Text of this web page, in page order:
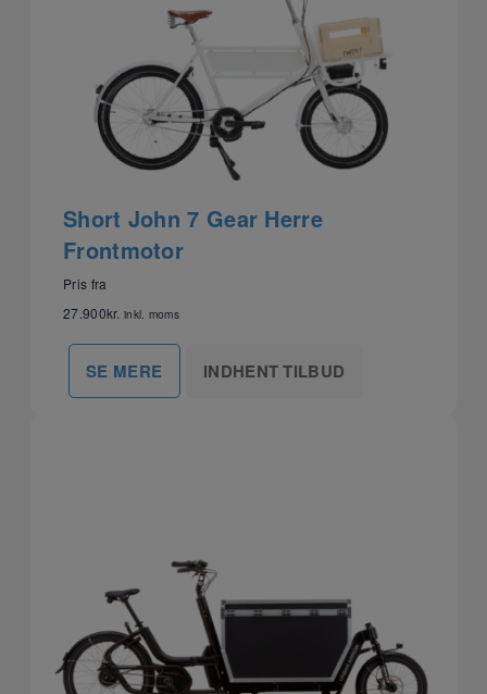
Short John 7 Gear Herre
Frontmotor
Pris fra
27.900kr. inkl. moms
SE MERE INDHENT TILBUD